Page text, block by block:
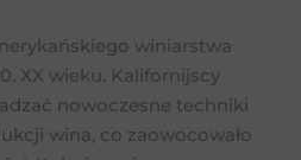
winiarstwa
XX wieku. Kalifornijscy
nowoczesne techniki
wina, co zaowocowało